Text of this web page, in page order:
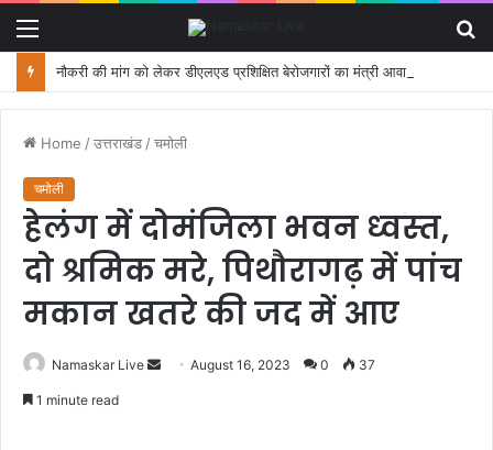
Home /उत्तराखंड /चमोली
चमोली
हेलंग में दोमंजिला भवन ध्‍वस्‍त,
दो श्रमिक मरे, पिथौरागढ़ में पांच
मकान खतरे की जद में आए
Namaskar Live August 16, 2023 0 37
1 minute read